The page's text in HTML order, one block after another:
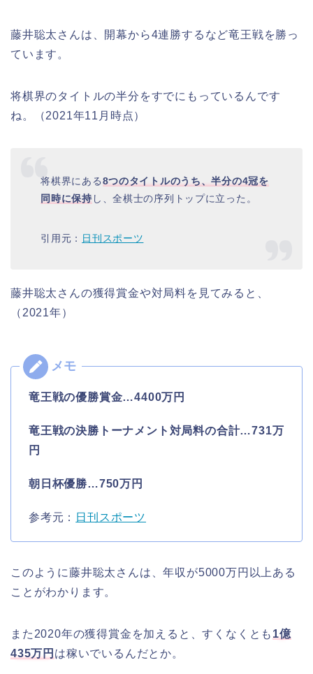
藤井聡太さんは、開幕から4連勝するなど竜王戦を勝っ
ています。
将棋界のタイトルの半分をすでにもっているんです
ね。（2021年11月時点）
将棋界にある8つのタイトルのうち、半分の4冠を
同時に保持し、全棋士の序列トップに立った。
引用元： 日刊スポーツ
藤井聡太さんの獲得賞金や対局料を見てみると、
（2021年）
竜王戦の優勝賞金…4400万円
竜王戦の決勝トーナメント対局料の合計…731万
円
朝日杯優勝…750万円
参考元： 日刊スポーツ
このように藤井聡太さんは、年収が5000万円以上ある
ことがわかります。
また2020年の獲得賞金を加えると、すくなくとも 1億
435万円 は稼いでいるんだとか。